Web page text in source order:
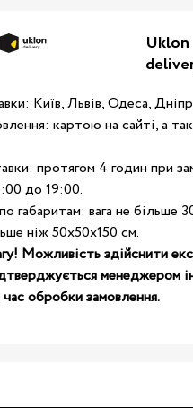
Uklon
Київ, Львів, Одеса,
картою на сайті, а
протягом 4 годин при
до 19:00.
габаритам: вага не більше
ніж 50х50х150 см.
Можливість здійснити
менеджером
час обробки замовлення.